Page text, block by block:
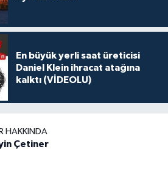
En büyük yerli saat üreticisi
Daniel Klein ihracat atağına
kalktı (VİDEOLU)
HAKKINDA
Çetiner